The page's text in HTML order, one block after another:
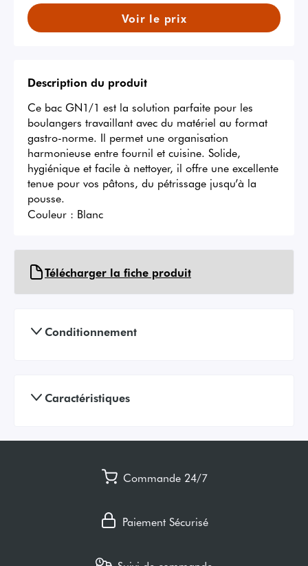
Voir le prix
Description du produit
Ce bac GN1/1 est la solution parfaite pour les
boulangers travaillant avec du matériel au format
gastro-norme. Il permet une organisation
harmonieuse entre fournil et cuisine. Solide,
hygiénique et facile à nettoyer, il offre une excellente
tenue pour vos pâtons, du pétrissage jusqu’à la
pousse.
Couleur : Blanc
Télécharger la fiche produit
Conditionnement
Caractéristiques
Commande 24/7
Paiement Sécurisé